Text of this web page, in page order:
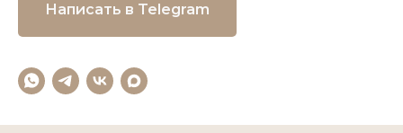
Написать в Telegram